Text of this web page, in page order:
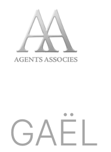
GAËL